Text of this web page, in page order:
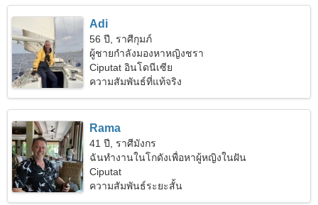
Adi
56 ปี, ราศีกุมภ์
ผู้ชายกำลังมองหาหญิงชรา
Ciputat อินโดนีเซีย
ความสัมพันธ์ที่แท้จริง
Rama
41 ปี, ราศีมังกร
ฉันทำงานในโกดังเพื่อหาผู้หญิงในฝัน
Ciputat
ความสัมพันธ์ระยะสั้น